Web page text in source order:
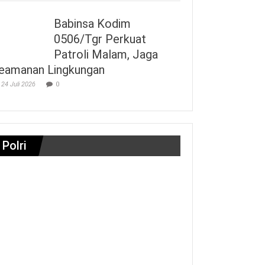
Babinsa Kodim
0506/Tgr Perkuat
Patroli Malam, Jaga
Lingkungan
24 Juli 2026 0
Polri